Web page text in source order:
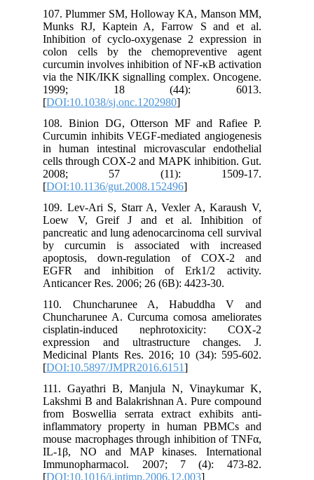
107. Plummer SM, Holloway KA, Manson MM,
Munks RJ, Kaptein A, Farrow S and et al.
Inhibition of cyclo-oxygenase 2 expression in
colon cells by the chemopreventive agent
curcumin involves inhibition of NF-κB activation
via the NIK/IKK signalling complex. Oncogene.
1999; 18 (44): 6013.
[DOI:10.1038/sj.onc.1202980
108. Binion DG, Otterson MF and Rafiee P.
Curcumin inhibits VEGF-mediated angiogenesis
in human intestinal microvascular endothelial
cells through COX-2 and MAPK inhibition. Gut.
2008; 57 (11): 1509-17.
[DOI:10.1136/gut.2008.152496
109. Lev-Ari S, Starr A, Vexler A, Karaush V,
Loew V, Greif J and et al. Inhibition of
pancreatic and lung adenocarcinoma cell survival
by curcumin is associated with increased
apoptosis, down-regulation of COX-2 and
EGFR and inhibition of Erk1/2 activity.
Anticancer Res. 2006; 26 (6B): 4423-30.
110. Chuncharunee A, Habuddha V and
Chuncharunee A. Curcuma comosa ameliorates
cisplatin-induced nephrotoxicity: COX-2
expression and ultrastructure changes. J.
Medicinal Plants Res. 2016; 10 (34): 595-602.
[DOI:10.5897/JMPR2016.6151
111. Gayathri B, Manjula N, Vinaykumar K,
Lakshmi B and Balakrishnan A. Pure compound
from Boswellia serrata extract exhibits anti-
inflammatory property in human PBMCs and
mouse macrophages through inhibition of TNFα,
IL-1β, NO and MAP kinases. International
Immunopharmacol. 2007; 7 (4): 473-82.
[DOI:10.1016/j.intimp.2006.12.003